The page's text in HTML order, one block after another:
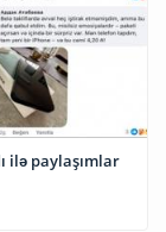
ilə paylaşımlar